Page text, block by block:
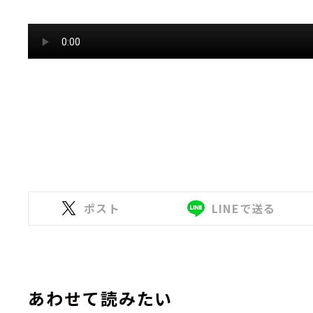
ポスト LINEで送る
あわせて読みたい